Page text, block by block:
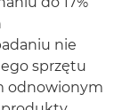
nie
sprzętu
odnowionym